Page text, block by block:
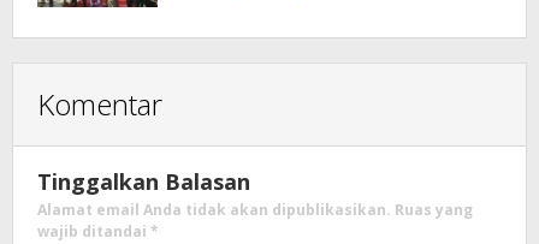
Komentar
Tinggalkan Balasan
Alamat email Anda tidak akan dipublikasikan. Ruas yang
wajib ditandai *